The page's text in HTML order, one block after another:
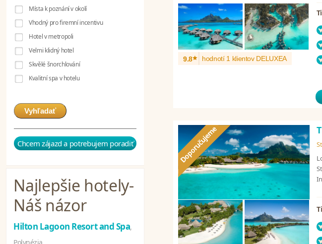
Místa k poznání v okolí
Vhodný pro firemní incentivu
Hotel v metropoli
Velmi klidný hotel
Skvělé šnorchlování
Kvalitní spa v hotelu
Vyhľadať
Chcem zájazd a potrebujem poradiť
Najlepšie hotely-
Náš názor
Hilton Lagoon Resort and Spa,
9.8* hodnotí 1 klientov DELUXEA